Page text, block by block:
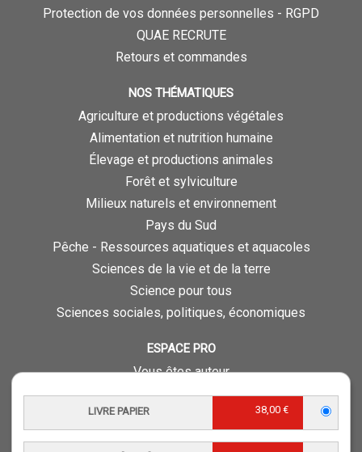
LIVRE PAPIER 38,00 €
Protection de vos données personnelles - RGPD
QUAE RECRUTE
Retours et commandes
NOS THÉMATIQUES
Agriculture et productions végétales
Alimentation et nutrition humaine
Élevage et productions animales
Forêt et sylviculture
Milieux naturels et environnement
Pays du Sud
Pêche - Ressources aquatiques et aquacoles
Sciences de la vie et de la terre
Science pour tous
Sciences sociales, politiques, économiques
ESPACE PRO
Vous êtes auteur
Vous êtes journaliste
Vous êtes libraire